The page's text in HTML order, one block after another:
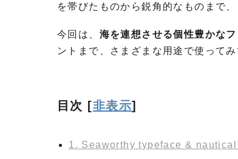
を帯びたものから鋭角的なものまで
今回は、 海を連想させる個性豊かなフ
ントまで、さまざまな用途で使ってみ
目次 [非表示]
1. Seaworthy typeface &